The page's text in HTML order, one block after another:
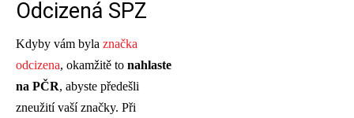
Odcizená SPZ
Kdyby vám byla značka
odcizena, okamžitě to nahlaste
na PČR, abyste předešli
zneužití vaší značky. Při